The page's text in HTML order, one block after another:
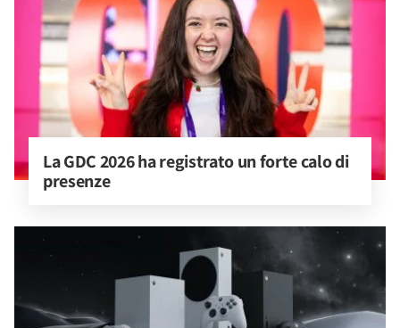
La GDC 2026 ha registrato un forte calo di
presenze